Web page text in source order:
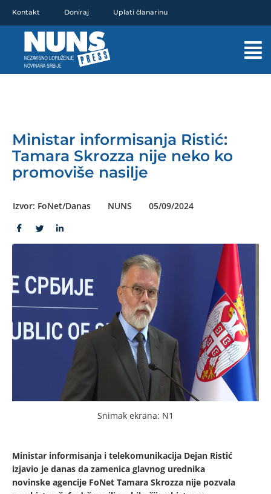
sadržaj
Kontakt Doniraj Uplati članarinu
Ministar informisanja Ristić:
Tamara Skrozza nije neko ko
promoviše nasilje
Izvor: FoNet/Danas NUNS 05/09/2024
Snimak ekrana: N1
Ministar informisanja i telekomunikacija Dejan Ristić
izjavio je danas da zamenica glavnog urednika
novinske agencije FoNet Tamara Skrozza nije pozvala